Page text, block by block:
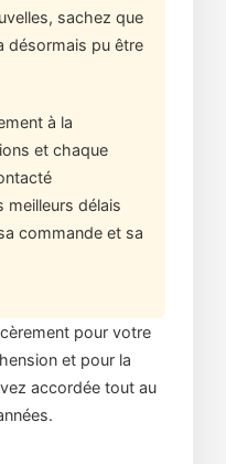
sachez que
désormais pu être
à la
et chaque
meilleurs délais
commande et sa
pour votre
et pour la
accordée tout au